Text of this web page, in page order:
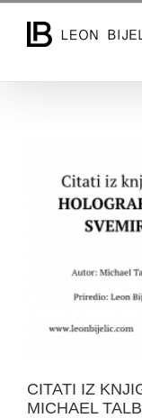
CITATI IZ
CITATI IZ
MICHAEL